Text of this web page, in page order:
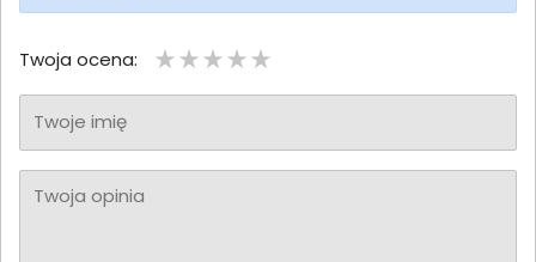
Twoja ocena:
Twoje imię
Twoja opinia